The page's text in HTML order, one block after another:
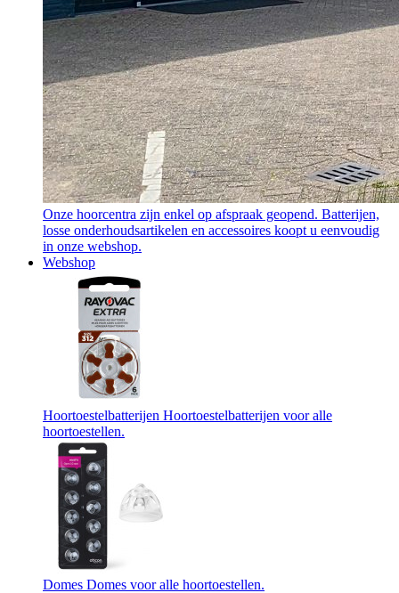
Onze hoorcentra zijn enkel op afspraak geopend. Batterijen,
losse onderhoudsartikelen en accessoires koopt u eenvoudig
in onze webshop.
Webshop
Hoortoestelbatterijen Hoortoestelbatterijen voor alle
hoortoestellen.
Domes Domes voor alle hoortoestellen.